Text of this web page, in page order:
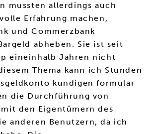
mussten allerdings auch
Erfahrung machen,
und Commerzbank
abheben. Sie ist seit
eineinhalb Jahren nicht
Thema kann ich Stunden
kundigen formular
die Durchführung von
den Eigentümern des
anderen Benutzern, da ich